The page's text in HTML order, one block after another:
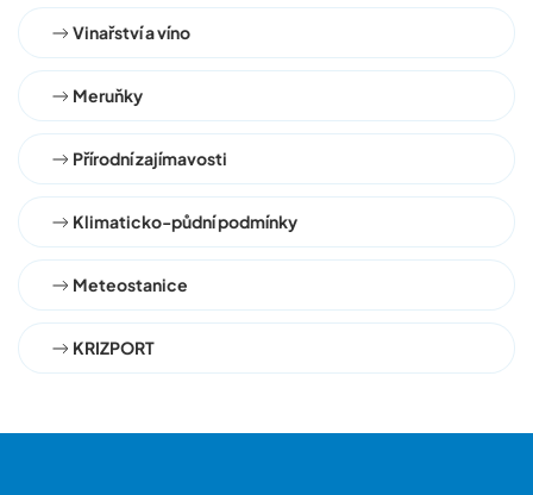
Vinařství a víno
Meruňky
Přírodní zajímavosti
Klimaticko-půdní podmínky
Meteostanice
KRIZPORT